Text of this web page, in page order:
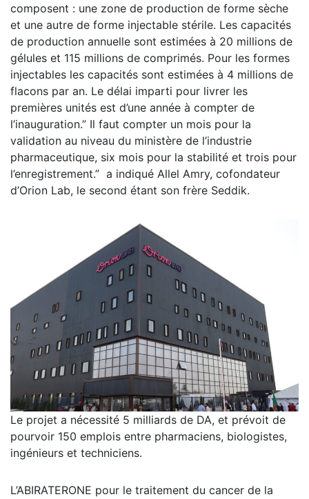
composent : une zone de production de forme sèche
et une autre de forme injectable stérile. Les capacités
de production annuelle sont estimées à 20 millions de
gélules et 115 millions de comprimés. Pour les formes
injectables les capacités sont estimées à 4 millions de
flacons par an. Le délai imparti pour livrer les
premières unités est d’une année à compter de
l’inauguration.” Il faut compter un mois pour la
validation au niveau du ministère de l’industrie
pharmaceutique, six mois pour la stabilité et trois pour
l’enregistrement.” a indiqué Allel Amry, cofondateur
d’Orion Lab, le second étant son frère Seddik.
Le projet a nécessité 5 milliards de DA, et prévoit de
pourvoir 150 emplois entre pharmaciens, biologistes,
ingénieurs et techniciens.
L’ABIRATERONE pour le traitement du cancer de la